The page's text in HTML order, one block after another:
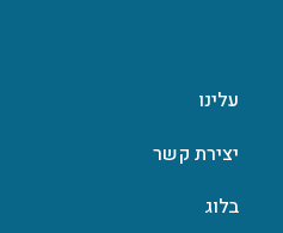
עלינו
יצירת קשר
בלוג